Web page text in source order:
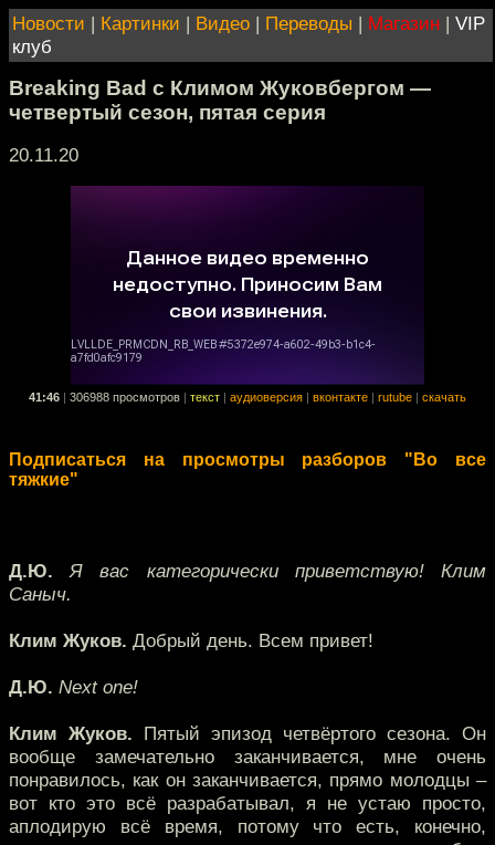
Новости | Картинки | Видео | Переводы | Магазин | VIP
клуб
Breaking Bad с Климом Жуковбергом —
четвертый сезон, пятая серия
20.11.20
41:46 306988 просмотров текст аудиоверсия вконтакте rutube скачать
Подписаться на просмотры разборов "Во все
тяжкие"
Д.Ю. Я вас категорически приветствую! Клим
Саныч.
Клим Жуков. Добрый день. Всем привет!
Д.Ю. Next оne!
Клим Жуков. Пятый эпизод четвёртого сезона. Он
вообще замечательно заканчивается, мне очень
понравилось, как он заканчивается, прямо молодцы –
вот кто это всё разрабатывал, я не устаю просто,
аплодирую всё время, потому что есть, конечно,